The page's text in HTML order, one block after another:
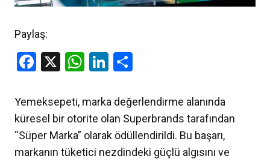
Paylaş:
Facebook
X WhatsApp
LinkedIn
Yemeksepeti, marka değerlendirme alanında
küresel bir otorite olan Superbrands tarafından
“Süper Marka” olarak ödüllendirildi. Bu başarı,
markanın tüketici nezdindeki güçlü algısını ve